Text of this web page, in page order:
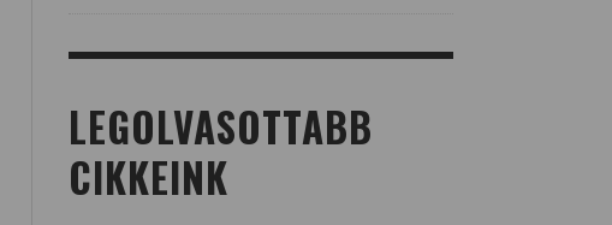
LEGOLVASOTTABB
CIKKEINK